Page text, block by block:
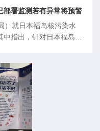
部署监测若有异常将预警
）就日本福岛核污染水
指出，针对日本福岛核
样式”监测日前，国际原